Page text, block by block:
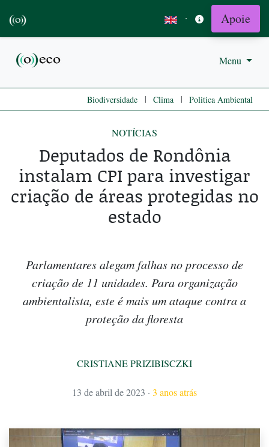
· Apoie
Menu
Biodiversidade | Clima | Politica Ambiental
NOTÍCIAS
Deputados de Rondônia
instalam CPI para investigar
criação de áreas protegidas no
estado
Parlamentares alegam falhas no processo de
criação de 11 unidades. Para organização
ambientalista, este é mais um ataque contra a
proteção da floresta
CRISTIANE PRIZIBISCZKI
13 de abril de 2023 · 3 anos atrás